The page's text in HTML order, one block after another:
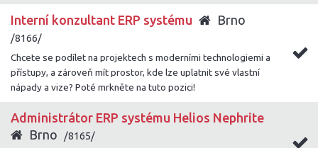
Interní konzultant ERP systému Brno
/8166/
Chcete se podílet na projektech s moderními technologiemi a
přístupy, a zároveň mít prostor, kde lze uplatnit své vlastní
nápady a vize? Poté mrkněte na tuto pozici!
Administrátor ERP systému Helios Nephrite
Brno
/8165/